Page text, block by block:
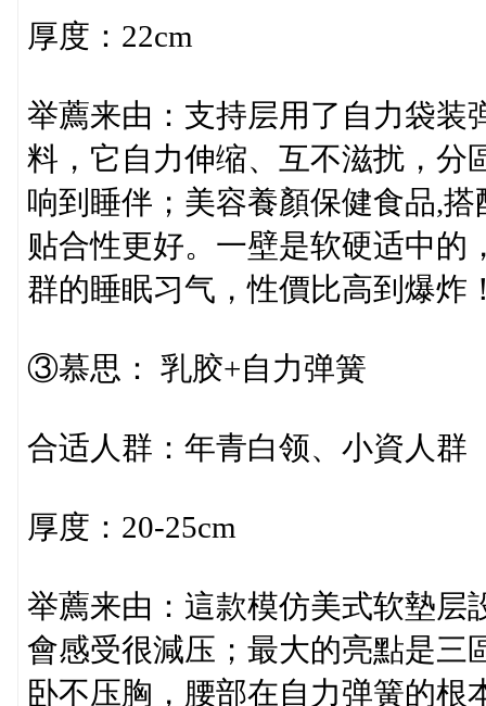
厚度：22cm
举薦来由：支持层用了自力袋装
料，它自力伸缩、互不滋扰，分
响到睡伴；美容養顏保健食品,
贴合性更好。一壁是软硬适中的
群的睡眠习气，性價比高到爆炸
③慕思： 乳胶+自力弹簧
合适人群：年青白领、小資人群
厚度：20-25cm
举薦来由：這款模仿美式软墊层
會感受很減压；最大的亮點是三
卧不压胸，腰部在自力弹簧的